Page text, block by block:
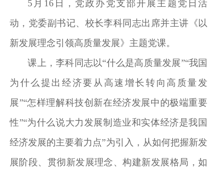
5月16日，党政办党支部开展主题党日活
动，党委副书记、校长李科同志出席并主讲《以
新发展理念引领高质量发展》主题党课。
课上，李科同志以“什么是高质量发展”“我国
为什么提出经济要从高速增长转向高质量发
展”“怎样理解科技创新在经济发展中的极端重要
性”“为什么说大力发展制造业和实体经济是我国
经济发展的主要着力点”为引入，从如何把握新发
展阶段、贯彻新发展理念、构建新发展格局，如